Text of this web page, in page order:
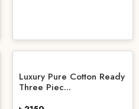
Luxury Pure Cotton Ready
Three Piec...